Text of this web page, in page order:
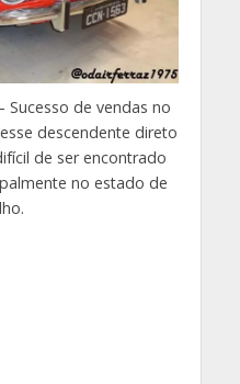
Sucesso de vendas no
descendente direto
de ser encontrado
no estado de